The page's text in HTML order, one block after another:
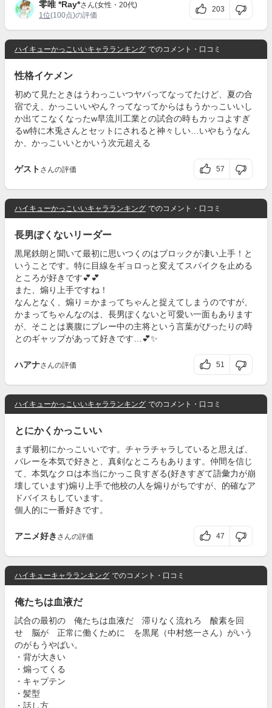
零唯 *Ray*さん(女性・20代)
1位(100点)の評価
203
ハイキューかっこいいキャラランキング でのコメント・口コミ
性格イケメン
初めて見たときはうわっこいつヤバってなってたけど、夏の合
宿でえ、かっこいいやん？ってなってからはもうかっこいいし
か出てこなくなったw早流川工業との試合の時もカッコよすぎ
るw特に木兎さんとセットにされると神々しい…いやもうなん
か、かっこいいとかいう次元超える
ゲスト さんの評価 57
ハイキューかっこいいキャラランキング でのコメント・口コミ
長男ぽくないリーダー
黒尾鉄朗と聞いて最初に思いつくのはブロックが凄い上手！と
いうことです。特に目線をギョロっと変えてスパイクを止める
ところが好きです💕💕
また、煽り上手ですね！
なんとなく、煽り＝かまってちゃんと捉えてしまうのですが、
かまってちゃんなのは、長男ぽくないと可愛い一面もあります
が、そことは裏腹にプレー中の主将という言葉がぴったりの時
とのギャップがあって好きです…💕✨
ハアナさんの評価 51
ハイキューかっこいいキャラランキング でのコメント・口コミ
とにかくかっこいい
まず最初にかっこいいです。チャラチャラしていると思えば、
バレーを本気で好きと、真剣なところもあります。仲間を信じ
て、本気なクロは本当にかっこ良すぎる(好きすぎて語彙力が崩
壊しています)煽り上手で他校の人を煽りがちですが、的確なア
ドバイスもしています。
個人的に一番好きです。
アニメ好き さんの評価 47
ハイキューキャラランキング でのコメント・口コミ
俺たちは血液だ
試合の最初の 俺たちは血液だ 滞りなく流れろ 酸素を回
せ 脳が 正常に働くために を黒尾（中村悠一さん）がいう
のがもうやばい。
・背が大きい
・煽ってくる
・キャプテン
・髪型
・話し方